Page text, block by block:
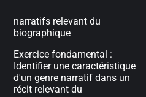
narratifs relevant du
biographique
Exercice fondamental :
Identifier une caractéristique
d'un genre narratif dans un
récit relevant du